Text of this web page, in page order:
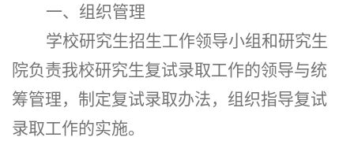
一、组织管理
学校研究生招生工作领导小组和研究生
院负责我校研究生复试录取工作的领导与统
筹管理，制定复试录取办法，组织指导复试
录取工作的实施。